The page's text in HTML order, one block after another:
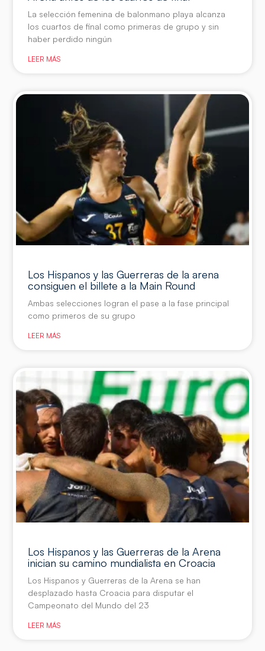
La selección femenina de balonmano playa alcanza
los cuartos de final como primeras de grupo y sin
haber perdido ningún
LEER MÁS
Los Hispanos y las Guerreras de la arena
consiguen el billete a la Main Round
Ambas selecciones logran el pase a la fase principal
como primeros de su grupo
LEER MÁS
Los Hispanos y las Guerreras de la Arena
inician su camino mundialista en Croacia
Los Hispanos y Guerreras de la Arena se han
desplazado hasta Croacia para disputar el
Campeonato del Mundo del 23
LEER MÁS